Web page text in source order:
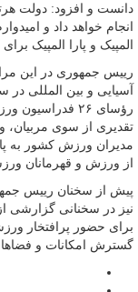
دانست و افزود: دولت
انجام خواهد داد و
المپیک و پارا المپیک
رییس‌ جمهوری در این
رؤسای ۲۶
تقدیری از سوی
مدیران ورزش کشور به
از ورزش و قهرمانان
پیش از سخنان رییس
نیز در سخنانی گزارشی
برای حضور پرافتخار
گسترش امکانات و